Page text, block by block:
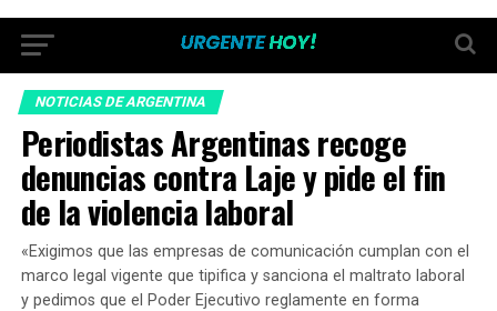
NOTICIAS DE ARGENTINA
Periodistas Argentinas recoge
denuncias contra Laje y pide el fin
de la violencia laboral
«Exigimos que las empresas de comunicación cumplan con el
marco legal vigente que tipifica y sanciona el maltrato laboral
y pedimos que el Poder Ejecutivo reglamente en forma